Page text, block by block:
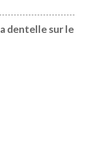
dentelle sur le